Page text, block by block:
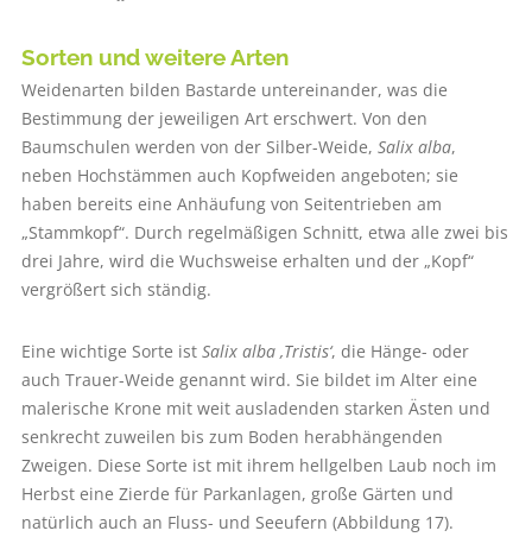
Sorten und weitere Arten
Weidenarten bilden Bastarde untereinander, was die
Bestimmung der jeweiligen Art erschwert. Von den
Baumschulen werden von der Silber-Weide, Salix alba,
neben Hochstämmen auch Kopfweiden angeboten; sie
haben bereits eine Anhäufung von Seitentrieben am
„Stammkopf“. Durch regelmäßigen Schnitt, etwa alle zwei bis
drei Jahre, wird die Wuchsweise erhalten und der „Kopf“
vergrößert sich ständig.
Eine wichtige Sorte ist Salix alba ‚Tristis‘, die Hänge- oder
auch Trauer-Weide genannt wird. Sie bildet im Alter eine
malerische Krone mit weit ausladenden starken Ästen und
senkrecht zuweilen bis zum Boden herabhängenden
Zweigen. Diese Sorte ist mit ihrem hellgelben Laub noch im
Herbst eine Zierde für Parkanlagen, große Gärten und
natürlich auch an Fluss- und Seeufern (Abbildung 17).